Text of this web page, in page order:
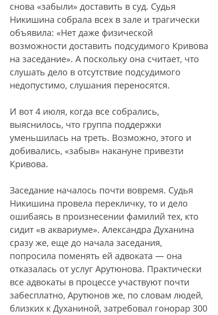
снова «забыли» доставить в суд. Судья
Никишина собрала всех в зале и трагически
объявила: «Нет даже физической
возможности доставить подсудимого Кривова
на заседание». А поскольку она считает, что
слушать дело в отсутствие подсудимого
недопустимо, слушания переносятся.
И вот 4 июля, когда все собрались,
выяснилось, что группа поддержки
уменьшилась на треть. Возможно, этого и
добивались, «забыв» накануне привезти
Кривова.
Заседание началось почти вовремя. Судья
Никишина провела перекличку, то и дело
ошибаясь в произнесении фамилий тех, кто
сидит «в аквариуме». Александра Духанина
сразу же, еще до начала заседания,
попросила поменять ей адвоката — она
отказалась от услуг Арутюнова. Практически
все адвокаты в процессе участвуют почти
забесплатно, Арутюнов же, по словам людей,
близких к Духаниной, затребовал гонорар 300